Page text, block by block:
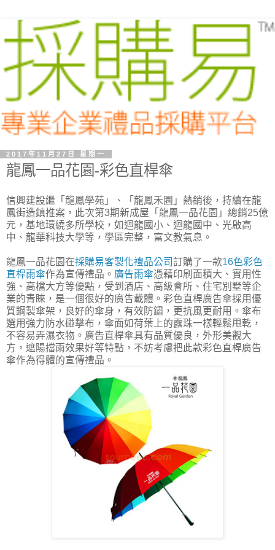
2017年11月27日 星期一
龍鳳一品花園-彩色直桿傘
信興建設繼「龍鳳學苑」、「龍鳳禾園」熱銷後，持續在龍
鳳街造鎮推案，此次第3期新成屋「龍鳳一品花園」總銷25億
元，基地環繞多所學校，如迴龍國小、迴龍國中、光啟高
中、龍華科技大學等，學區完整，富文教氣息。
龍鳳一品花園在採購易客製化禮品公司訂購了一款16色彩色
直桿雨傘作為宣傳禮品。 廣告雨傘憑藉印刷面積大、實用性
強、高檔大方等優點，受到酒店、高級會所、住宅別墅等企
業的青睞，是一個很好的廣告載體。彩色直桿廣告傘採用優
質鋼製傘架，良好的傘身，有效防鏽，更抗風更耐用。傘布
選用強力防水碰擊布，傘面如荷葉上的露珠一樣輕鬆甩乾，
不容易弄濕衣物。廣告直桿傘具有品質優良，外形美觀大
方，遮陽擋雨效果好等特點，不妨考慮把此款彩色直桿廣告
傘作為得體的宣傳禮品。